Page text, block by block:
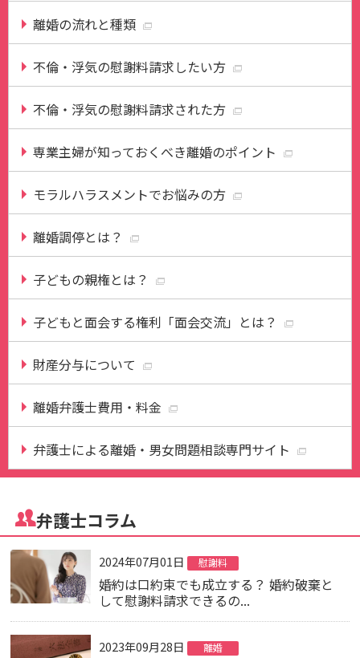
離婚の流れと種類
不倫・浮気の慰謝料請求したい方
不倫・浮気の慰謝料請求された方
専業主婦が知っておくべき離婚のポイント
モラルハラスメントでお悩みの方
離婚調停とは？
子どもの親権とは？
子どもと面会する権利「面会交流」とは？
財産分与について
離婚弁護士費用・料金
弁護士による離婚・男女問題相談専門サイト
弁護士コラム
2024年07月01日 慰謝料
婚約は口約束でも成立する？ 婚約破棄と
して慰謝料請求できるの...
2023年09月28日 離婚